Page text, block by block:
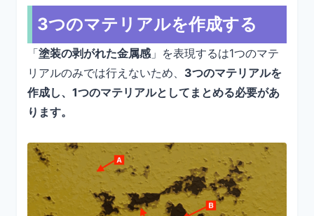
3つのマテリアルを作成する
「塗装の剥がれた金属感 」を表現するは1つのマテ
リアルのみでは行えないため、 3つのマテリアルを
作成し、1つのマテリアルとしてまとめる必要があ
ります。